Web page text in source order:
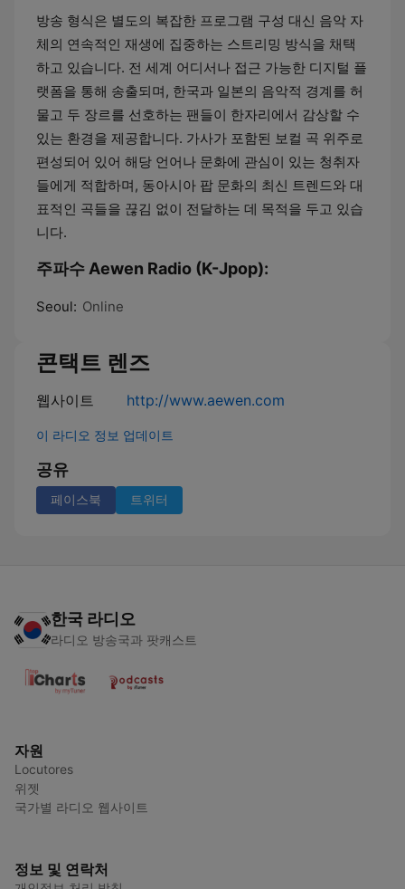
방송 형식은 별도의 복잡한 프로그램 구성 대신 음악 자
체의 연속적인 재생에 집중하는 스트리밍 방식을 채택
하고 있습니다. 전 세계 어디서나 접근 가능한 디지털 플
랫폼을 통해 송출되며, 한국과 일본의 음악적 경계를 허
물고 두 장르를 선호하는 팬들이 한자리에서 감상할 수
있는 환경을 제공합니다. 가사가 포함된 보컬 곡 위주로
편성되어 있어 해당 언어나 문화에 관심이 있는 청취자
들에게 적합하며, 동아시아 팝 문화의 최신 트렌드와 대
표적인 곡들을 끊김 없이 전달하는 데 목적을 두고 있습
니다.
주파수 Aewen Radio (K-Jpop):
Seoul: Online
콘택트 렌즈
웹사이트 http://www.aewen.com
이 라디오 정보 업데이트
공유
페이스북 트위터
한국 라디오
라디오 방송국과 팟캐스트
자원
Locutores
위젯
국가별 라디오 웹사이트
정보 및 연락처